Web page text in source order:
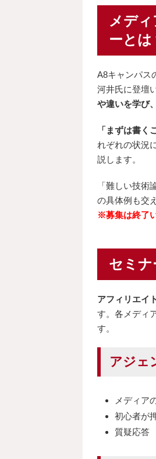
メデ
ーとは
A8キャンパス
河井氏に登壇
や違いを学び
「まずは書
れぞれの状況
説します。
「難しい技
の具体例も交
※募集は終了
セミナ
アフィリエイ
す。各メディ
す。
アジェ
メディア
初心者が
質疑応答